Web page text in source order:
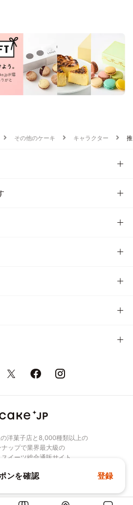
その他のケーキ キャラクター
洋菓子店と8,000種類以上の
ナップで業界最大級の
イーツ総合通販サイト
Co., Ltd.
ンを確認 登録